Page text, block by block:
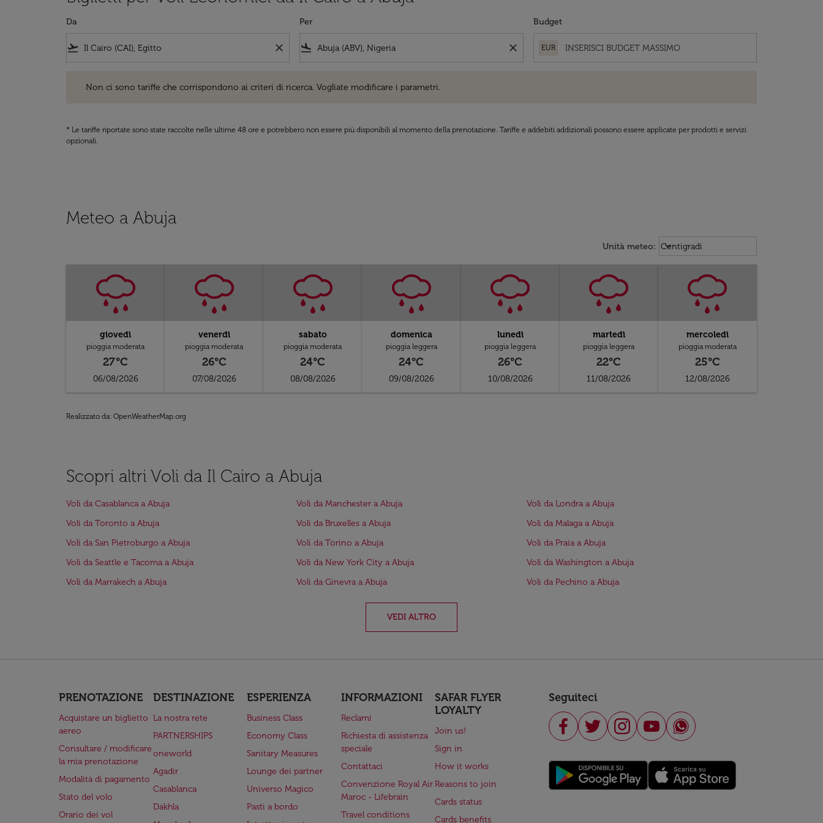
Da
flight_takeoff close
Per
flight_land close
Budget
EUR
Non ci sono tariffe che corrispondono ai criteri di ricerca. Vogliate modificare i parametri.
* Le tariffe riportate sono state raccolte nelle ultime 48 ore e potrebbero non essere più disponibili al momento della prenotazione. Tariffe e addebiti addizionali possono essere applicate per prodotti e servizi
opzionali.
Meteo a Abuja
Unità meteo: Weather unit option Centigradi
Centigradi
keyboard_arrow_down
giovedì
pioggia moderata
27°C
06/08/2026
venerdì
pioggia moderata
26°C
07/08/2026
sabato
pioggia moderata
24°C
08/08/2026
domenica
pioggia leggera
24°C
09/08/2026
lunedì
pioggia leggera
26°C
10/08/2026
martedì
pioggia leggera
22°C
11/08/2026
mercoledì
pioggia moderata
25°C
12/08/2026
Realizzato da: OpenWeatherMap.org
Scopri altri Voli da Il Cairo a Abuja
Voli da Casablanca a Abuja Voli da Manchester a Abuja
Voli da Londra a Abuja
Voli da Toronto a Abuja
Voli da Bruxelles a Abuja
Voli da Malaga a Abuja
Voli da San Pietroburgo a Abuja
Voli da Torino a Abuja
Voli da Praia a Abuja
Voli da Seattle e Tacoma a Abuja
Voli da New York City a Abuja
Voli da Washington a Abuja
Voli da Marrakech a Abuja
Voli da Ginevra a Abuja Voli da Pechino a Abuja
VEDI ALTRO
PRENOTAZIONE
Acquistare un biglietto
aereo
Consultare / modificare
la mia prenotazione
Modalità di pagamento
Stato del volo
Orario dei vol
DESTINAZIONE
La nostra rete
PARTNERSHIPS
oneworld
Agadir
Casablanca
Dakhla
ESPERIENZA
Business Class
Economy Class
Sanitary Measures
Lounge dei partner
Universo Magico
Pasti a bordo
INFORMAZIONI
Reclami
Richiesta di assistenza
speciale
Contattaci
Convenzione Royal Air
Maroc - Lifebrain
Travel conditions
SAFAR FLYER
LOYALTY
Join us!
Sign in
How it works
Reasons to join
Cards status
Cards benefits
Seguiteci